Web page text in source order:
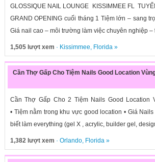
GLOSSIQUE NAIL LOUNGE KISSIMMEE FL
GRAND OPENING cuối tháng 1 Tiệm lớn – sang
Giá nail cao – môi trường làm việc chuyên nghiệp –
1,505 lượt xem · Kissimmee, Florida»
Cần Thợ Gấp Cho Tiệm Nails Good Location
Cần Thợ Gấp Cho 2 Tiệm Nails Good Location
• Tiệm nằm trong khu vực good location • Giá
biết làm everything (gel X , acrylic, builder gel,
1,382 lượt xem · Orlando, Florida»